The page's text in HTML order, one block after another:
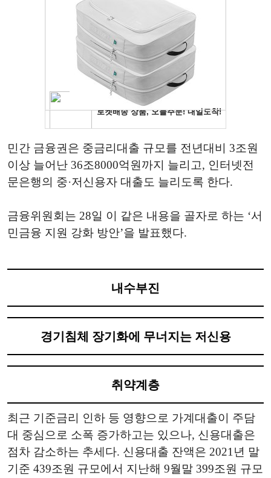
민간 금융권은 중금리대출 규모를 전년대비 3조원
이상 늘어난 36조8000억원까지 늘리고, 인터넷전
문은행의 중·저신용자 대출도 늘리도록 한다.
금융위원회는 28일 이 같은 내용을 골자로 하는 ‘서
민금융 지원 강화 방안’을 발표했다.
내수부진
경기침체 장기화에 무너지는 저신용
취약계층
최근 기준금리 인하 등 영향으로 가계대출이 주담
대 중심으로 소폭 증가하고는 있으나, 신용대출은
점차 감소하는 추세다. 신용대출 잔액은 2021년 말
기준 439조원 규모에서 지난해 9월말 399조원 규모